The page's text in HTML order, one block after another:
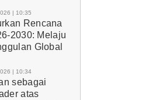
| 10:35
Rencana
2030: Melaju
Global
| 10:34
sebagai
atas